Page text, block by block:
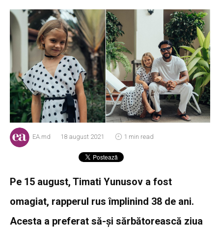
EA.md 18 august 2021 1 min read
Pe 15 august, Timati Yunusov a fost
omagiat, rapperul rus împlinind 38 de ani.
Acesta a preferat să-și sărbătorească ziua